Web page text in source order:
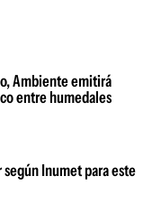
Ambiente emitirá
entre humedales
Inumet para este